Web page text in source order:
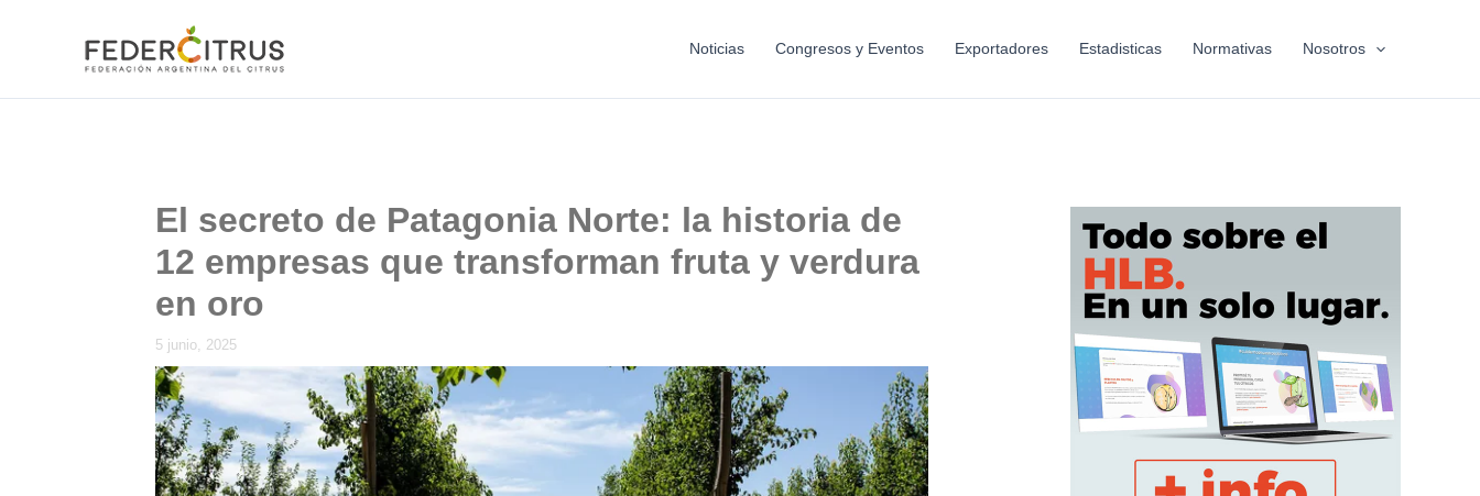
Noticias Congresos y Eventos Exportadores Estadisticas Normativas Nosotros
El secreto de Patagonia Norte: la historia de
12 empresas que transforman fruta y verdura
en oro
5 junio, 2025